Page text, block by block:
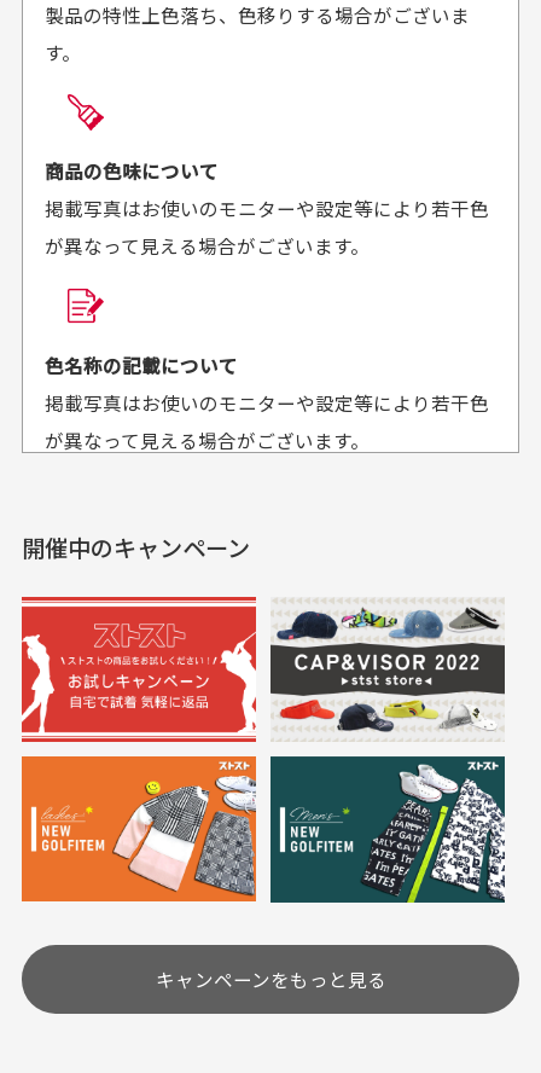
に梱包されていて、商品
の状態も良好でした。気
があればよろしくお願い
来ました。またお願いし
セールかつポイント
も使えて、お得に購
入出来ました
セールかつポイントも使
満足です。
おります
欲しかったスカートが購
30代女性
高価なブルゾンがお
購入できました。状態も
最高でした。
30代女性
いつも素敵な商品を
す
商品をありがとうござい
ます。
商品の受け渡しは、ゆうパックでの配送のみとさせて
頂いております。
商品購入からどれくらいで発送してもらえます
か？
平日午前9時までのご注文で最短当日発送させて頂いて
せて頂いております。
送料はいくらかかりますか？
何点ご購入頂いた場合も全国一律で800円とさせて頂
いております。(1配送先につき)
また5,000円(税込)以上お買い物をして頂けた場合は送
※必ず１つのショッピングカートに複数商品を入れて
ご注文下さいませ。
定休日はありますか？
土.日.祝日は定休日となっております。
その他の休日につきましてはサイト上にて告知させて
頂きます。
製品の特性上色落ち、色移りする場合がございま
す。
商品の色味について
掲載写真はお使いのモニターや設定等により若干色
が異なって見える場合がございます。
色名称の記載について
掲載写真はお使いのモニターや設定等により若干色
が異なって見える場合がございます。
実寸サイズについて
一点一点手作業で計測しておりますので、若干の誤
差が生じる場合がございます。
においについて
ユーズド商品の特性故、メンテンスを行っておりま
すが、におい（煙草、香水、お香、古着特有の香
り、柔軟剤等)が付着している場合がございます。
付属品について
付属品の記載につきましては、弊社に入荷した時点
開催中のキャンペーン
キャンペーンをもっと見る